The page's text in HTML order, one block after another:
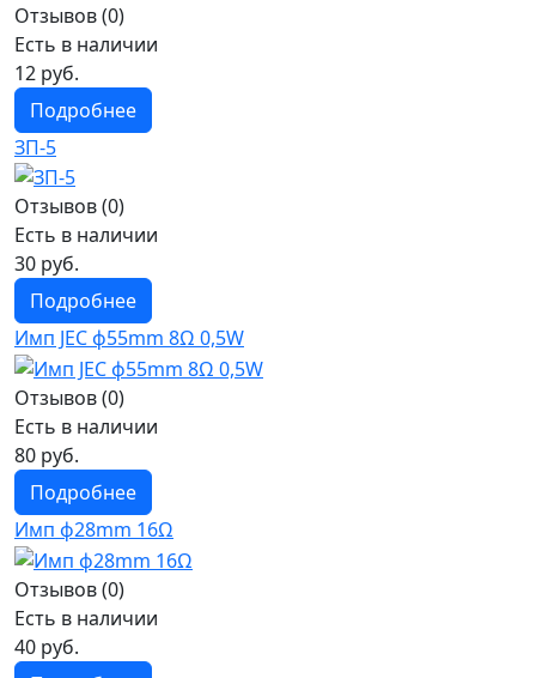
Отзывов (0)
Есть в наличии
12 руб.
Подробнее
ЗП-5
Отзывов (0)
Есть в наличии
30 руб.
Подробнее
Имп JEC ф55mm 8Ω 0,5W
Отзывов (0)
Есть в наличии
80 руб.
Подробнее
Имп ф28mm 16Ω
Отзывов (0)
Есть в наличии
40 руб.